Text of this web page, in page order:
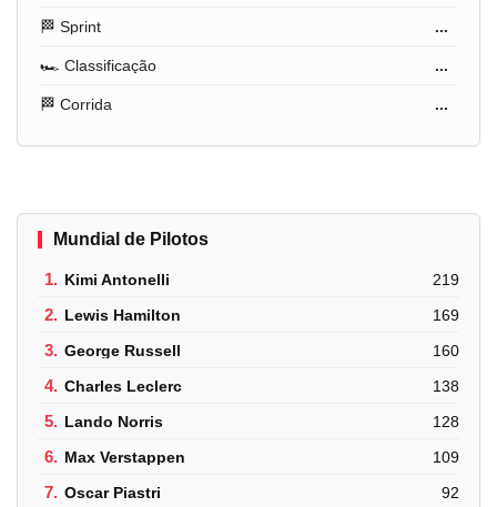
🏁 Sprint ...
🏎️ Classificação ...
🏁 Corrida ...
Mundial de Pilotos
1. Kimi Antonelli 219
2. Lewis Hamilton 169
3. George Russell 160
4. Charles Leclerc 138
5. Lando Norris 128
6. Max Verstappen 109
7. Oscar Piastri 92